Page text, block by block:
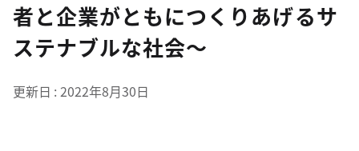
者と企業がともにつくりあげるサ
ステナブルな社会～
更新日 2022年8月30日